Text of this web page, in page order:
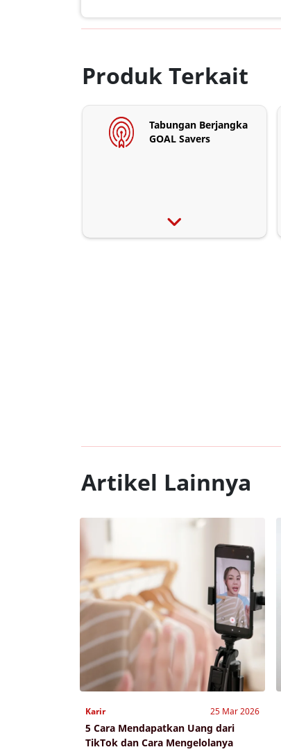
Produk Terkait
Tabungan Berjangka
GOAL Savers
Artikel Lainnya
Karir 25 Mar 2026
5 Cara Mendapatkan Uang dari
TikTok dan Cara Mengelolanya